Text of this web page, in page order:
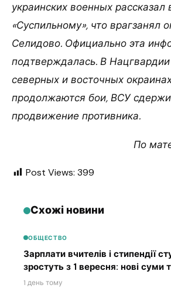
украинских военных
«Суспильному», что врагзанял
Селидово. Официально эта
подтверждалась. В Нацгвардии
северных и восточных
продолжаются бои, ВСУ
продвижение противника.
По
Post Views: 399
Схожі новини
ОБЩЕСТВО
Зарплати вчителів і стипендії
зростуть з 1 вересня: нові суми
1 день тому